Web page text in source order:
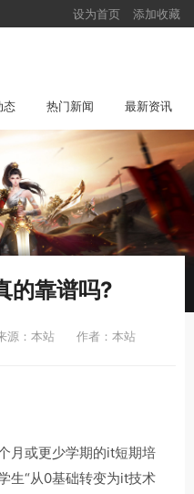
设为首页 添加收藏
态 热门新闻 最新资讯
的靠谱吗?
源：本站 作者：本站
月或更少学期的it短期培
生“从0基础转变为it技术